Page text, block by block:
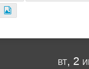
вт, 2